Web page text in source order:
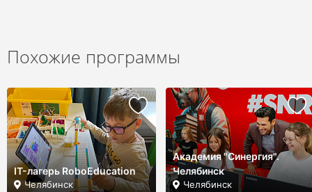
Похожие программы
IT-лагерь RoboEducation
Челябинск
Академия "Синергия".
Челябинск
Челябинск